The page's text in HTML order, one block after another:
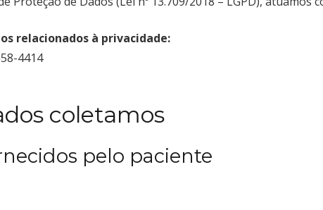
relacionados à privacidade:
4414
coletamos
pelo paciente